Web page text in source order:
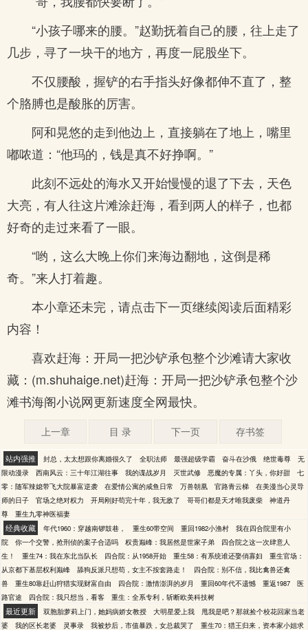
“小孩子哪来的腰。”赵勤抚着自己的腰，往上走了
几步，寻了一块干的地方，再度一屁股坐下。
不仅腰酸，握铲的右手指头好像都伸不直了，整
个胳膊也是酸胀的厉害。
阿和晃悠的走到他边上，直接躺在了地上，嘴里
嘟哝道：“他玛的，钱是真不好挣啊。”
此刻不远处的海水又开始慢慢的退了下去，天色
大亮，有人往这片滩涂赶海，看到两人的样子，也都
好奇的走过来看了一眼。
“哟，这么大晚上你们来海边翻地，这倒是稀
奇。”来人打着趣。
本小章还未完，请点击下一页继续阅读后面精彩
内容！
喜欢赶海：开局一把沙铲承包整个沙滩请大家收
藏：(m.shuhaige.net)赶海：开局一把沙铲承包整个沙
滩书海阁小说网更新速度全网最快。
上一章 目 录 下一页 存书签
站内强推 封总，太太想跟你离婚很久了 全职法师 最强超级学霸 奋斗在沙俄 绝世毒尊
无
限动漫录
西南风云：三十年江湖往事 我的谍战岁月 灭世武修 恶魔的专属：丫头，你好甜
七
零：随军辣媳带飞大院暴富逆袭
在爱情公寓的咸鱼日常 万兽朝凰 官路青云梯
在美漫当心灵导
师的日子
官场之绝对权力 开局刚好苟完十年，我无敌了 哥哥们都是天才唯我废柴
神道丹
尊
重生九零神医福妻
经典收藏 年代1960：穿越南锣鼓巷， 重生60带空间 重回1982小渔村
我在四合院里有小
院
你一个交警，抢刑侦的案子合适吗 权贵巅峰：我居然是世家子弟
四合院之这一次肆意人
生！
重生74：我在东北当队长 四合院：从1958开始 重生58：有系统谁还娶俏寡妇
重生官场：
从京都下基层权利巅峰
舔狗反派只想苟，女主不按套路走！
四合院：别不信，我比禽兽还禽
兽
重生80靠赶山狩猎实现财富自由 四合院：激情澎湃的岁月 重回60年代不遗憾 重返1987
医
路官途
四合院：我只想当，看客 重生：全系专利，斩断欧美科技树
最近更新 双胞胎萝莉上门，她妈病娇女教授 大明星爱上我
甩我是吧？那就捡个校花回家当老
婆
我的区长老婆 灵事录 我被炒后，市值暴跌，女总裁哭了 重生70：猎王归来，资本家小姐求